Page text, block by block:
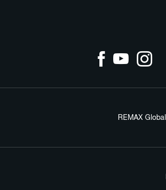
REMAX Global